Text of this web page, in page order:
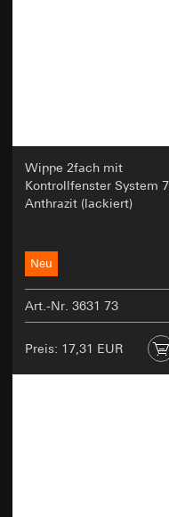
Wippe 2fach mit
Kontrollfenster System
Anthrazit (lackiert)
Neu
Art.-Nr. 3631 73
Preis: 17,31 EUR